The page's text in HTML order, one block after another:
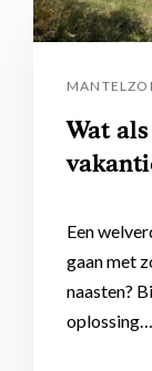
Wat
Een
gaan met
naasten?
oplossing…